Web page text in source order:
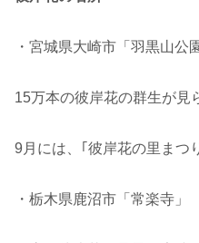
・宮城県大崎市「羽黒山公
15万本の彼岸花の群生が見
9月には、｢彼岸花の里まつ
・栃木県鹿沼市「常楽寺」